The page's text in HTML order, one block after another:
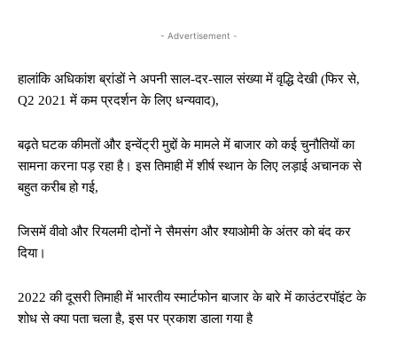
- Advertisement -
हालांकि अधिकांश ब्रांडों ने अपनी साल-दर-साल संख्या में वृद्धि देखी (फिर से,
Q2 2021 में कम प्रदर्शन के लिए धन्यवाद),
बढ़ते घटक कीमतों और इन्वेंट्री मुद्दों के मामले में बाजार को कई चुनौतियों का
सामना करना पड़ रहा है। इस तिमाही में शीर्ष स्थान के लिए लड़ाई अचानक से
बहुत करीब हो गई,
जिसमें वीवो और रियलमी दोनों ने सैमसंग और श्याओमी के अंतर को बंद कर
दिया।
2022 की दूसरी तिमाही में भारतीय स्मार्टफोन बाजार के बारे में काउंटरपॉइंट के
शोध से क्या पता चला है, इस पर प्रकाश डाला गया है